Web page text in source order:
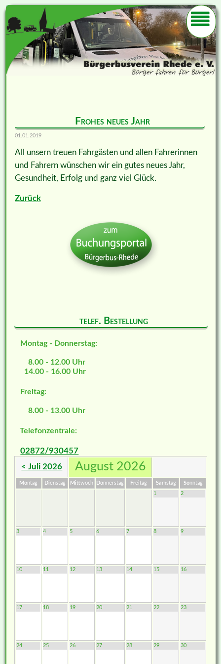
Frohes neues Jahr
01.01.2019
All unsern treuen Fahrgästen und allen Fahrerinnen
und Fahrern wünschen wir ein gutes neues Jahr,
Gesundheit, Erfolg und ganz viel Glück.
Zurück
telef. Bestellung
Montag - Donnerstag:
8.00 - 12.00 Uhr
14.00 - 16.00 Uhr
Freitag:
8.00 - 13.00 Uhr
Telefonzentrale:
02872/930457
< Juli 2026 August 2026
Montag Dienstag Mittwoch Donnerstag Freitag Samstag Sonntag
1
2
3 4 5 6 7 8 9
10 11 12 13 14 15 16
17 18 19 20 21 22 23
24 25 26 27 28 29 30